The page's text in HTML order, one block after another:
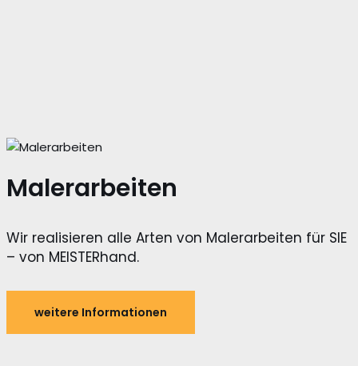
Malerarbeiten
Wir realisieren alle Arten von Malerarbeiten für SIE
– von MEISTERhand.
weitere Informationen